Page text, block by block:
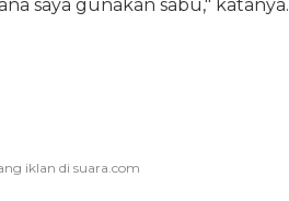
saya gunakan sabu," katanya.